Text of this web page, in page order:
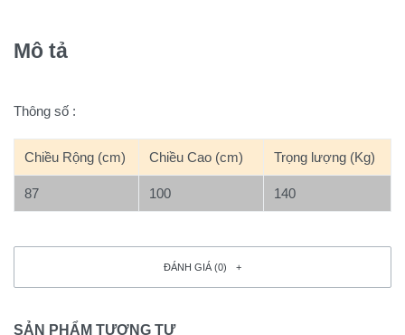
Mô tả
Thông số :
Chiều Rộng (cm) Chiều Cao (cm) Trọng lượng (Kg)
87 100 140
ĐÁNH GIÁ (0)
SẢN PHẨM TƯƠNG TỰ